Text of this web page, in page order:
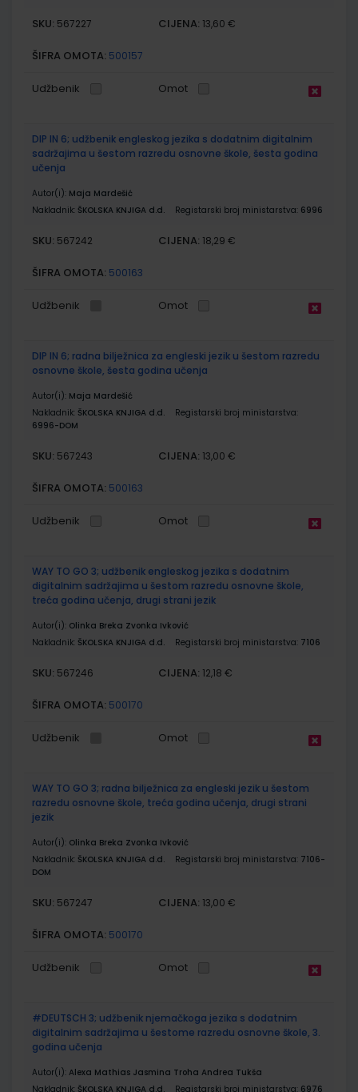
SKU: 567227 CIJENA: 13,60 €
ŠIFRA OMOTA: 500157
Udžbenik Omot
DIP IN 6; udžbenik engleskog jezika s dodatnim digitalnim
sadržajima u šestom razredu osnovne škole, šesta godina
učenja
Autor(i): Maja Mardešić
Nakladnik: ŠKOLSKA KNJIGA d.d. Registarski broj ministarstva: 6996
SKU: 567242 CIJENA: 18,29 €
ŠIFRA OMOTA: 500163
Udžbenik Omot
DIP IN 6; radna bilježnica za engleski jezik u šestom razredu
osnovne škole, šesta godina učenja
Autor(i): Maja Mardešić
Nakladnik: ŠKOLSKA KNJIGA d.d.
Registarski broj ministarstva:
6996-DOM
SKU: 567243 CIJENA: 13,00 €
ŠIFRA OMOTA: 500163
Udžbenik Omot
WAY TO GO 3; udžbenik engleskog jezika s dodatnim
digitalnim sadržajima u šestom razredu osnovne škole,
treća godina učenja, drugi strani jezik
Autor(i): Olinka Breka Zvonka Ivković
Nakladnik: ŠKOLSKA KNJIGA d.d. Registarski broj ministarstva: 7106
SKU: 567246 CIJENA: 12,18 €
ŠIFRA OMOTA: 500170
Udžbenik Omot
WAY TO GO 3; radna bilježnica za engleski jezik u šestom
razredu osnovne škole, treća godina učenja, drugi strani
jezik
Autor(i): Olinka Breka Zvonka Ivković
Nakladnik: ŠKOLSKA KNJIGA d.d. Registarski broj ministarstva: 7106-
DOM
SKU: 567247 CIJENA: 13,00 €
ŠIFRA OMOTA: 500170
Udžbenik Omot
#DEUTSCH 3; udžbenik njemačkoga jezika s dodatnim
digitalnim sadržajima u šestome razredu osnovne škole, 3.
godina učenja
Autor(i): Alexa Mathias Jasmina Troha Andrea Tukša
Nakladnik: ŠKOLSKA KNJIGA d.d. Registarski broj ministarstva: 6976